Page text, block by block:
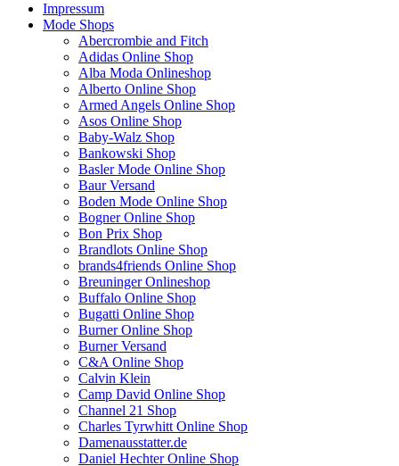
Impressum
Mode Shops
Abercrombie and Fitch
Adidas Online Shop
Alba Moda Onlineshop
Alberto Online Shop
Armed Angels Online Shop
Asos Online Shop
Baby-Walz Shop
Bankowski Shop
Basler Mode Online Shop
Baur Versand
Boden Mode Online Shop
Bogner Online Shop
Bon Prix Shop
Brandlots Online Shop
brands4friends Online Shop
Breuninger Onlineshop
Buffalo Online Shop
Bugatti Online Shop
Burner Online Shop
Burner Versand
C&A Online Shop
Calvin Klein
Camp David Online Shop
Channel 21 Shop
Charles Tyrwhitt Online Shop
Damenausstatter.de
Daniel Hechter Online Shop